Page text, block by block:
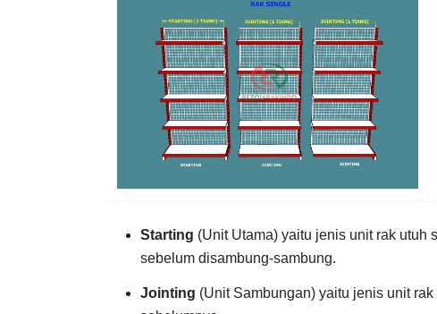
Starting (Unit Utama) yaitu jenis unit rak utuh
sebelum disambung-sambung.
Jointing (Unit Sambungan) yaitu jenis unit